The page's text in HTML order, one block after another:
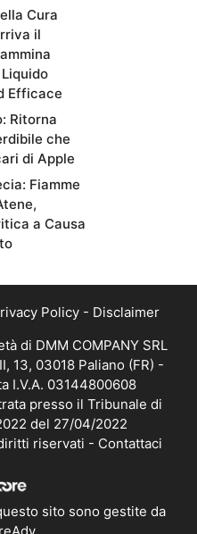
Cura
il
Liquido
Efficace
Ritorna
che
di Apple
Fiamme
a Causa
Policy - Disclaimer
di DMM COMPANY SRL
13, 03018 Paliano (FR) -
I.V.A. 03144800608
presso il Tribunale di
del 27/04/2022
riservati - Contattaci
sito sono gestite da